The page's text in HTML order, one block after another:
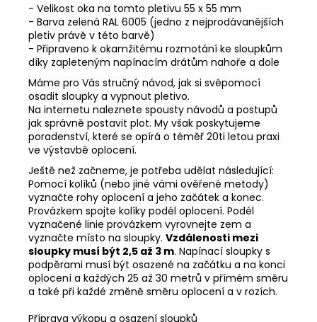
- Velikost oka na tomto pletivu 55 x 55 mm
- Barva zelená RAL 6005 (jedno z nejprodávanějších
pletiv právě v této barvě)
- Připraveno k okamžitému rozmotání ke sloupkům
díky zapleteným napínacím drátům nahoře a dole
Máme pro Vás stručný návod, jak si svépomocí
osadit sloupky a vypnout pletivo.
Na internetu naleznete spousty návodů a postupů
jak správně postavit plot. My však poskytujeme
poradenství, které se opírá o téměř 20ti letou praxi
ve výstavbě oplocení.
Ještě než začneme, je potřeba udělat následující:
Pomocí kolíků (nebo jiné vámi ověřené metody)
vyznačte rohy oplocení a jeho začátek a konec.
Provázkem spojte kolíky podél oplocení. Podél
vyznačené linie provázkem vyrovnejte zem a
vyznačte místo na sloupky. Vzdálenosti mezi
sloupky musí být 2,5 až 3 m. Napínací sloupky s
podpěrami musí být osazené na začátku a na konci
oplocení a každých 25 až 30 metrů v přímém směru
a také při každé změně směru oplocení a v rozích.
Příprava výkopu a osazení sloupků